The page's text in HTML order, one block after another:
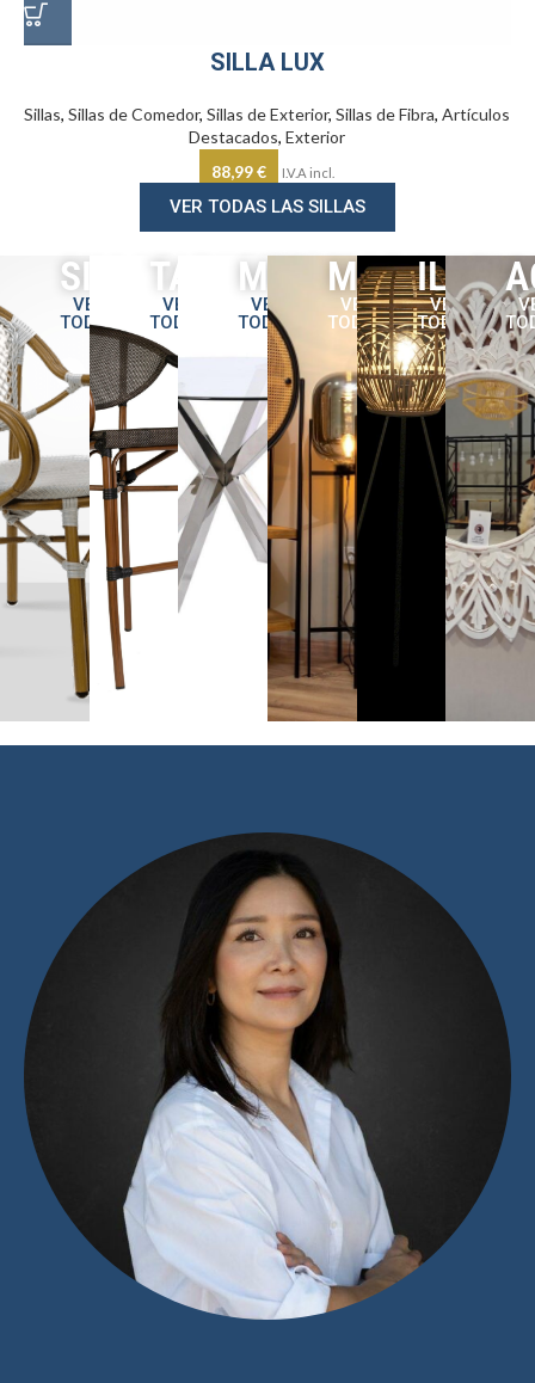
SILLA LUX
Sillas,Sillas de Comedor,Sillas de Exterior,Sillas de Fibra,Artículos
Destacados,Exterior
88,99€ I.V.A incl.
VER TODAS LAS SILLAS
SILLAS
VER
TODAS
TABURETES
VER
TODOS
MESAS
VER
TODAS
MOBILIARIO
VER
TODOS
VER
TODOS